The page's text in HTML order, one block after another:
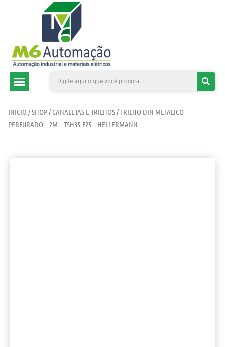
INÍCIO/SHOP/CANALETAS E TRILHOS/ TRILHO DIN METALICO
PERFURADO – 2M – TSH35-F25 – HELLERMANN